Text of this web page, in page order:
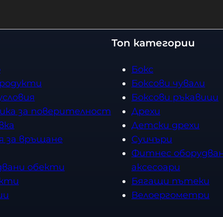
за поверителност
за връщане
обекти
Топ категории
Бокс
Боксови чували
Боксови ръкавици
Дрехи
Детски дрехи
Суичъри
Фитнес
аксесоари
Бягащи пътеки
Велоергометри